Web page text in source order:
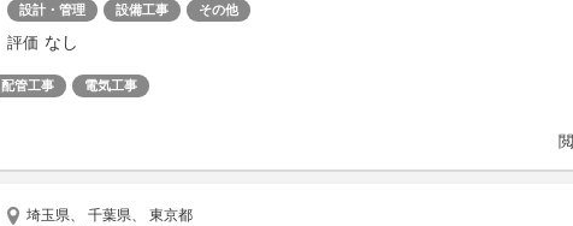
設計・管理 設備工事 その他
評価 なし
配管工事 電気工事
埼玉県、 千葉県、 東京都